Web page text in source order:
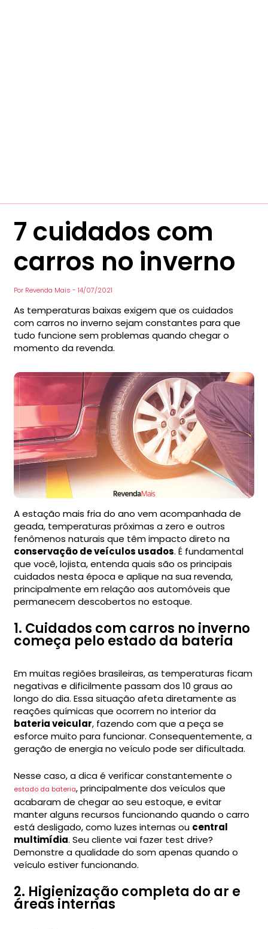
7 cuidados com
carros no inverno
Por Revenda Mais-14/07/2021
As temperaturas baixas exigem que os cuidados
com carros no inverno sejam constantes para que
tudo funcione sem problemas quando chegar o
momento da revenda.
A estação mais fria do ano vem acompanhada de
geada, temperaturas próximas a zero e outros
fenômenos naturais que têm impacto direto na
conservação de veículos usados. É fundamental
que você, lojista, entenda quais são os principais
cuidados nesta época e aplique na sua revenda,
principalmente em relação aos automóveis que
permanecem descobertos no estoque.
1. Cuidados com carros no inverno
começa pelo estado da bateria
Em muitas regiões brasileiras, as temperaturas ficam
negativas e dificilmente passam dos 10 graus ao
longo do dia. Essa situação afeta diretamente as
reações químicas que ocorrem no interior da
bateria veicular, fazendo com que a peça se
esforce muito para funcionar. Consequentemente, a
geração de energia no veículo pode ser dificultada.
Nesse caso, a dica é verificar constantemente o
estado da bateria, principalmente dos veículos que
acabaram de chegar ao seu estoque, e evitar
manter alguns recursos funcionando quando o carro
está desligado, como luzes internas ou central
multimídia. Seu cliente vai fazer test drive?
Demonstre a qualidade do som apenas quando o
veículo estiver funcionando.
2. Higienização completa do ar e
áreas internas